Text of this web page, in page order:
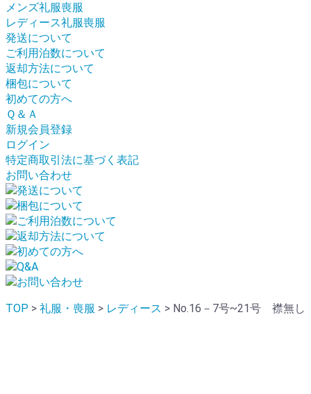
メンズ礼服喪服
レディース礼服喪服
発送について
ご利用泊数について
返却方法について
梱包について
初めての方へ
Ｑ＆Ａ
新規会員登録
ログイン
特定商取引法に基づく表記
お問い合わせ
TOP > 礼服・喪服 > レディース > No.16－7号~21号 襟無し